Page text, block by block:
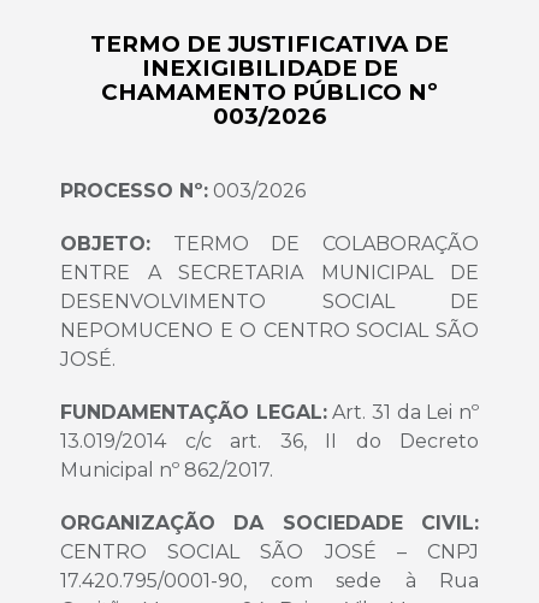
TERMO DE JUSTIFICATIVA DE
INEXIGIBILIDADE DE
CHAMAMENTO PÚBLICO Nº
003/2026
PROCESSO Nº: 003/2026
OBJETO: TERMO DE COLABORAÇÃO
ENTRE A SECRETARIA MUNICIPAL DE
DESENVOLVIMENTO SOCIAL DE
NEPOMUCENO E O CENTRO SOCIAL SÃO
JOSÉ.
FUNDAMENTAÇÃO LEGAL:Art. 31 da Lei nº
13.019/2014 c/c art. 36, II do Decreto
Municipal nº 862/2017.
ORGANIZAÇÃO DA SOCIEDADE CIVIL:
CENTRO SOCIAL SÃO JOSÉ – CNPJ
17.420.795/0001-90, com sede à Rua